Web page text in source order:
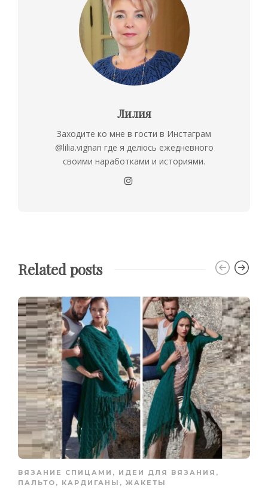
Лилия
Заходите ко мне в гости в Инстаграм
@lilia.vignan где я делюсь ежедневного
своими наработками и историями.
Related posts
ВЯЗАНИЕ СПИЦАМИ , ИДЕИ ДЛЯ ВЯЗАНИЯ ,
ПАЛЬТО, КАРДИГАНЫ, ЖАКЕТЫ